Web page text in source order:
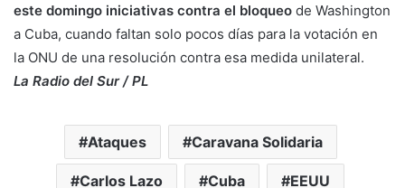
este domingo iniciativas contra el bloqueo de Washington
a Cuba, cuando faltan solo pocos días para la votación en
la ONU de una resolución contra esa medida unilateral.
La Radio del Sur / PL
Ataques Caravana Solidaria
Carlos Lazo Cuba EEUU